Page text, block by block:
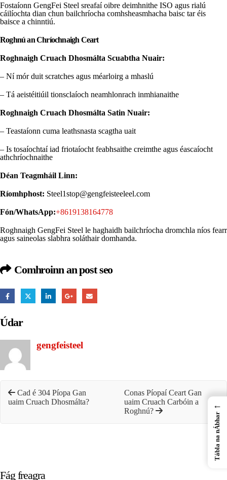
Fostaíonn GengFei Steel sreafaí oibre deimhnithe ISO agus rialú
cáilíochta dian chun bailchríocha comhsheasmhacha baisc tar éis
baisce a chinntiú.
Roghnú an Chríochnaigh Ceart
Roghnaigh Cruach Dhosmálta Scuabtha Nuair:
– Ní mór duit scratches agus méarloirg a mhaslú
– Tá aeistéitiúil tionsclaíoch neamhlonrach inmhianaithe
Roghnaigh Cruach Dhosmálta Satin Nuair:
– Teastaíonn cuma leathsnasta scagtha uait
– Is tosaíochtaí iad friotaíocht feabhsaithe creimthe agus éascaíocht
athchríochnaithe
Déan Teagmháil Linn:
Ríomhphost: Steel1stop@gengfeisteeleel.com
Fón/WhatsApp:+8619138164778
Roghnaigh GengFei Steel le haghaidh bailchríocha dromchla níos fearr
agus saineolas slabhra soláthair domhanda.
Comhroinn an post seo
Údar
gengfeisteel
Cad é 304 Píopa Gan
uaim Cruach Dhosmálta?
Conas Píopaí Ceart Gan
uaim Cruach Carbóin a
Roghnú?
Fág freagra
←
Tábla na nÁbhar